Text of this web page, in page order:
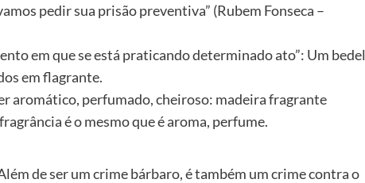
pedir sua prisão preventiva” (Rubem Fonseca –
em que se está praticando determinado ato”: Um bedel
em flagrante.
aromático, perfumado, cheiroso: madeira fragrante
é o mesmo que é aroma, perfume.
de ser um crime bárbaro, é também um crime contra o